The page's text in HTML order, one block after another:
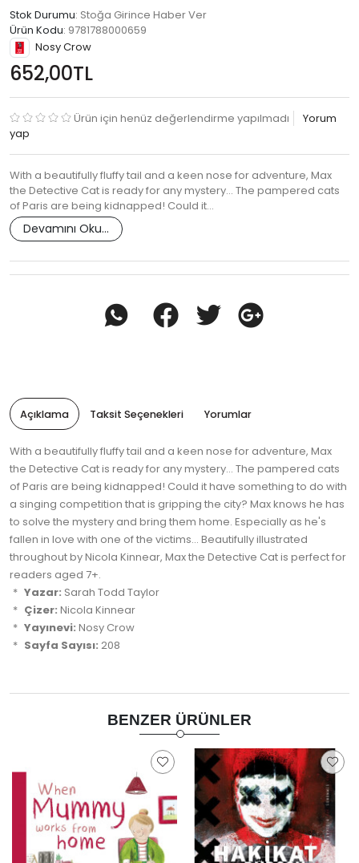
Stok Durumu: Stoğa Girince Haber Ver
Ürün Kodu: 9781788000659
Nosy Crow
652,00TL
Ürün için henüz değerlendirme yapılmadı
Yorum
yap
With a beautifully fluffy tail and a keen nose for adventure, Max
the Detective Cat is ready for any mystery... The pampered cats
of Paris are being kidnapped! Could it…
Devamını Oku...
Açıklama Taksit Seçenekleri Yorumlar
With a beautifully fluffy tail and a keen nose for adventure, Max
the Detective Cat is ready for any mystery... The pampered cats
of Paris are being kidnapped! Could it have something to do with
a singing competition that is gripping the city? Max knows he has
to solve the mystery and bring them home. Especially as he's
fallen in love with one of the victims... Beautifully illustrated
throughout by Nicola Kinnear, Max the Detective Cat is perfect for
readers aged 7+.
Yazar: Sarah Todd Taylor
Çizer: Nicola Kinnear
Yayınevi: Nosy Crow
Sayfa Sayısı: 208
BENZER ÜRÜNLER